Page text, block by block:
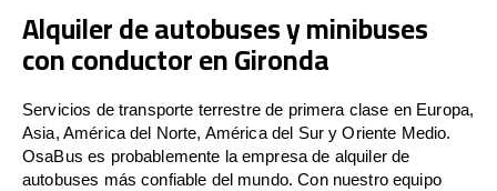
Alquiler de autobuses y minibuses
con conductor en Gironda
Servicios de transporte terrestre de primera clase en Europa,
Asia, América del Norte, América del Sur y Oriente Medio.
OsaBus es probablemente la empresa de alquiler de
autobuses más confiable del mundo. Con nuestro equipo